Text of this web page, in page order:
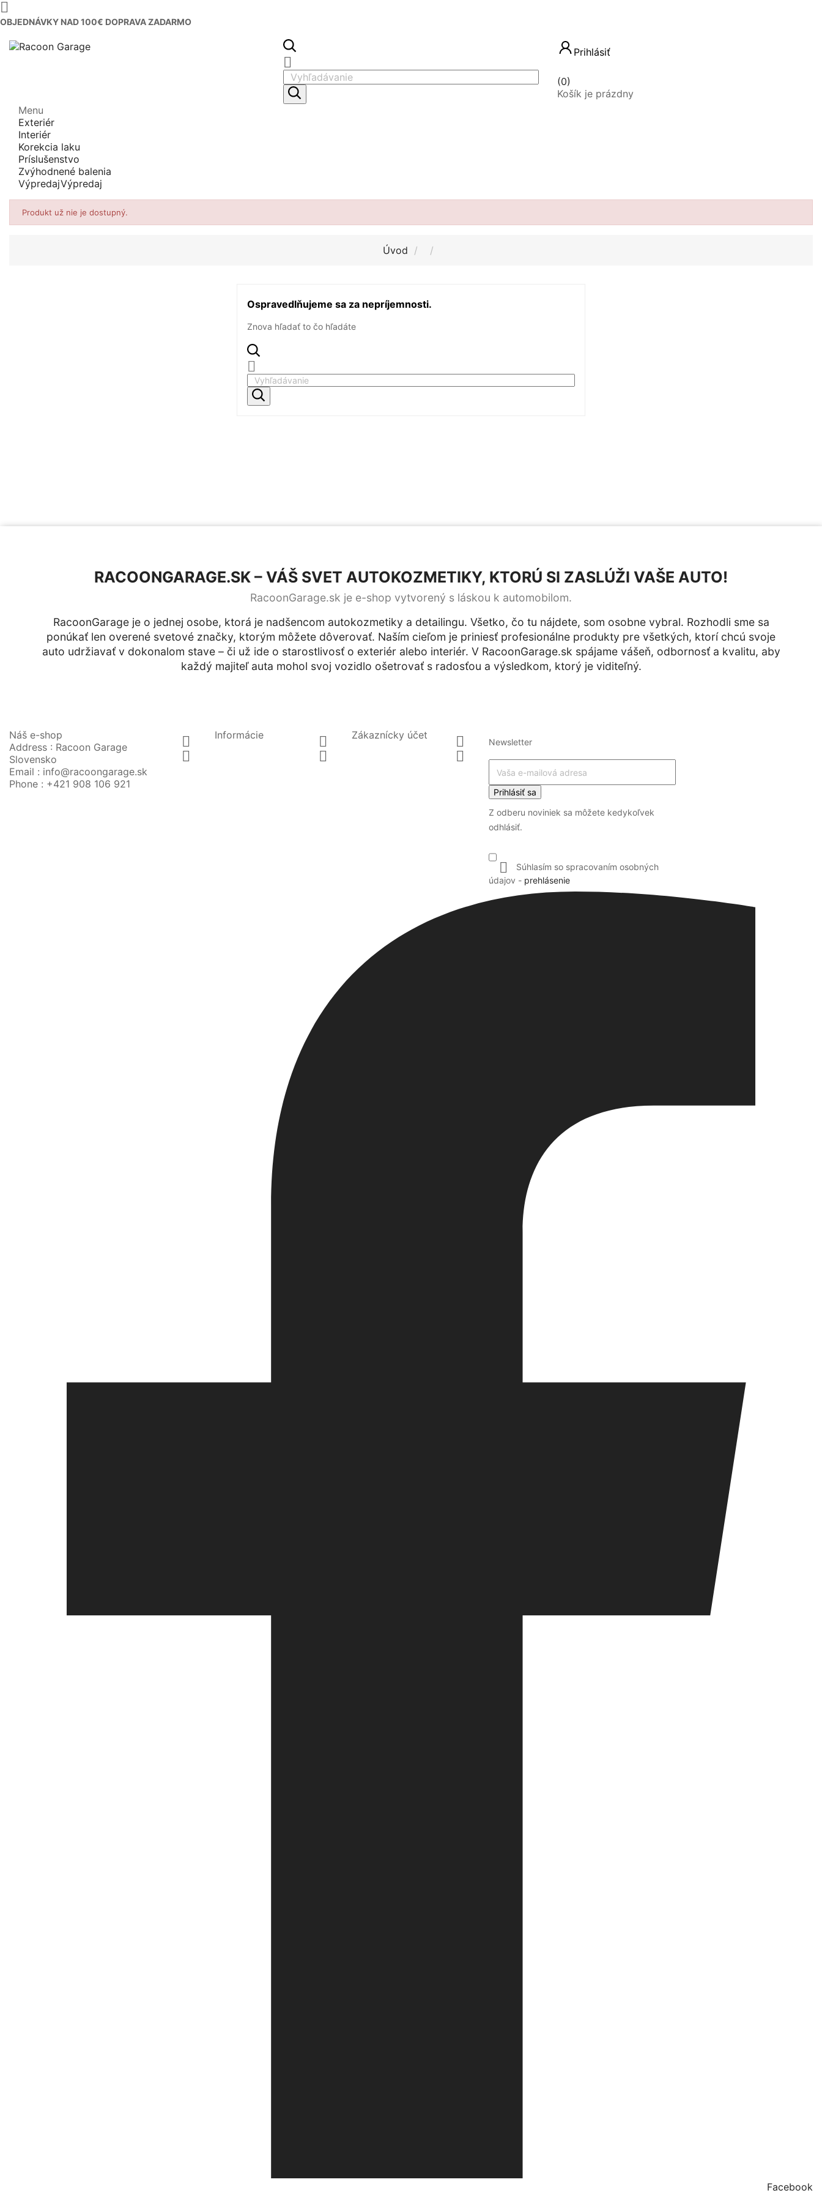

OBJEDNÁVKY NAD 100€ DOPRAVA ZADARMO

Prihlásiť
(0)
Košík je prázdny
Menu
Exteriér
Interiér
Korekcia laku
Príslušenstvo
Zvýhodnené balenia
VýpredajVýpredaj
Produkt už nie je dostupný.
Úvod
Ospravedlňujeme sa za nepríjemnosti.
Znova hľadať to čo hľadáte

RACOONGARAGE.SK – VÁŠ SVET AUTOKOZMETIKY, KTORÚ SI ZASLÚŽI VAŠE AUTO!
RacoonGarage.sk je e-shop vytvorený s láskou k automobilom.
RacoonGarage je o jednej osobe, ktorá je nadšencom autokozmetiky a detailingu. Všetko, čo tu nájdete, som osobne vybral. Rozhodli sme sa
ponúkať len overené svetové značky, ktorým môžete dôverovať. Naším cieľom je priniesť profesionálne produkty pre všetkých, ktorí chcú svoje
auto udržiavať v dokonalom stave – či už ide o starostlivosť o exteriér alebo interiér. V RacoonGarage.sk spájame vášeň, odbornosť a kvalitu, aby
každý majiteľ auta mohol svoj vozidlo ošetrovať s radosťou a výsledkom, ktorý je viditeľný.
Náš e-shop


Address : Racoon Garage
Slovensko
Email : info@racoongarage.sk
Phone : +421 908 106 921
Informácie


Zákaznícky účet


Newsletter
Prihlásiť sa
Z odberu noviniek sa môžete kedykoľvek
odhlásiť.

Súhlasím so spracovaním osobných
údajov - prehlásenie
Facebook